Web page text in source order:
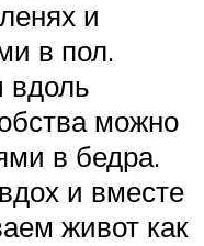
и
в пол.
вдоль
можно
в бедра.
и вместе
живот как